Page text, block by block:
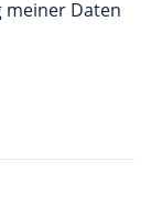
meiner Daten